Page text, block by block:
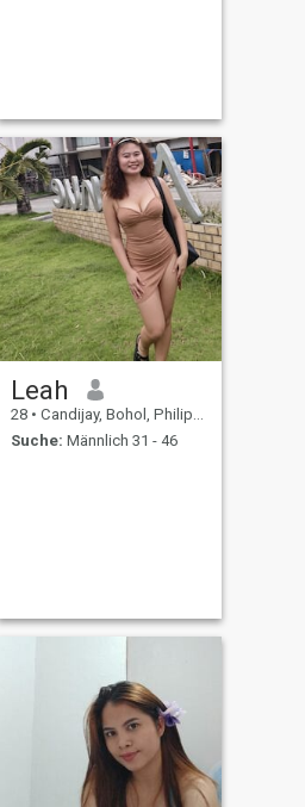
Leah
28 • Candijay, Bohol, Philippinen
Suche: Männlich 31 - 46